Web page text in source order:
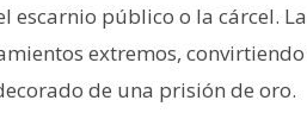
escarnio público o la cárcel.
extremos,
de una prisión de oro.